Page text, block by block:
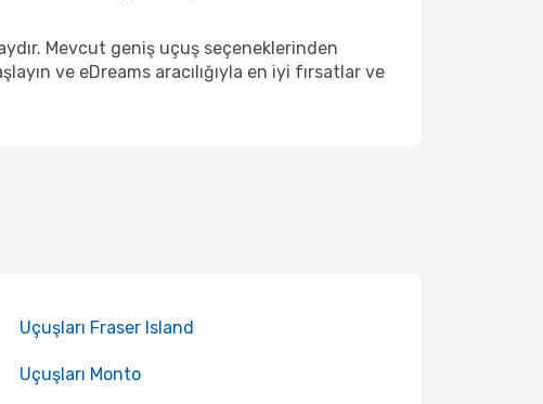
Mevcut geniş uçuş seçeneklerinden
ve eDreams aracılığıyla en iyi fırsatlar ve
Uçuşları Fraser Island
Uçuşları Monto